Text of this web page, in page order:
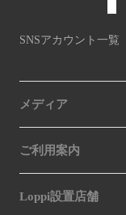
SNSアカウント一覧
メディア
ご利用案内
Loppi設置店舗